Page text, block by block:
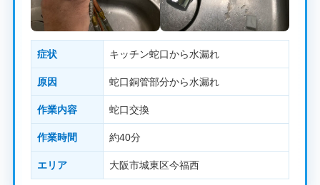
症状 キッチン蛇口から水漏れ
原因 蛇口銅管部分から水漏れ
作業内容 蛇口交換
作業時間 約40分
エリア 大阪市城東区今福西